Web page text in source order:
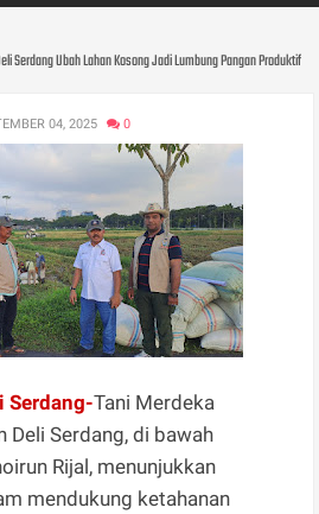
Serdang Ubah Lahan Kosong Jadi Lumbung Pangan Produktif
04, 2025 0
Serdang-Tani Merdeka
Deli Serdang, di bawah
Rijal, menunjukkan
mendukung ketahanan